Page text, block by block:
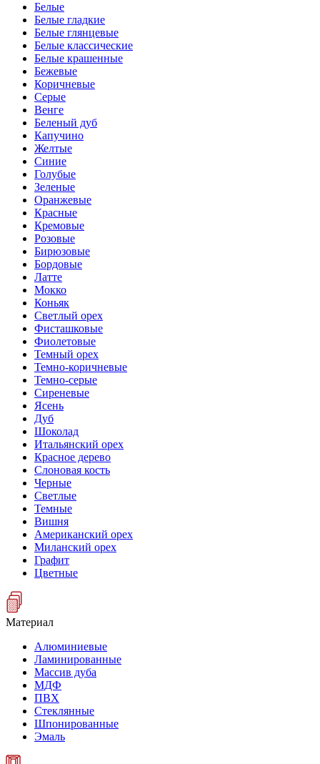
Белые
Белые гладкие
Белые глянцевые
Белые классические
Белые крашенные
Бежевые
Коричневые
Серые
Венге
Беленый дуб
Капучино
Желтые
Синие
Голубые
Зеленые
Оранжевые
Красные
Кремовые
Розовые
Бирюзовые
Бордовые
Латте
Мокко
Коньяк
Светлый орех
Фисташковые
Фиолетовые
Темный орех
Темно-коричневые
Темно-серые
Сиреневые
Ясень
Дуб
Шоколад
Итальянский орех
Красное дерево
Слоновая кость
Черные
Светлые
Темные
Вишня
Американский орех
Миланский орех
Графит
Цветные
Материал
Алюминиевые
Ламинированные
Массив дуба
МДФ
ПВХ
Стеклянные
Шпонированные
Эмаль